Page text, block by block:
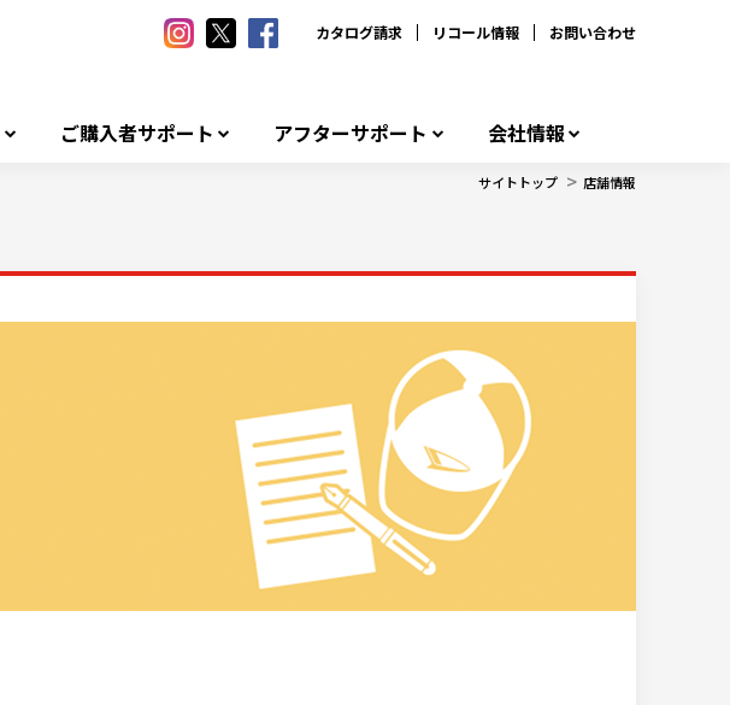
カタログ請求 リコール情報 お問い合わせ
ご購入者サポート アフターサポート 会社情報
サイトトップ > 店舗情報